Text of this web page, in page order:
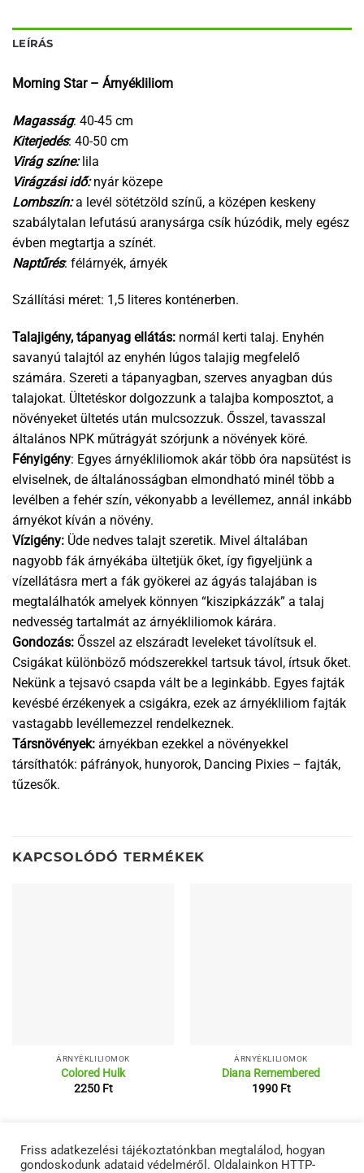
LEÍRÁS
Morning Star – Árnyékliliom
Magasság: 40-45 cm
Kiterjedés: 40-50 cm
Virág színe:lila
Virágzási idő:nyár közepe
Lombszín:a levél sötétzöld színű, a középen keskeny
szabálytalan lefutású aranysárga csík húzódik, mely egész
évben megtartja a színét.
Naptűrés: félárnyék, árnyék
Szállítási méret: 1,5 literes konténerben.
Talajigény, tápanyag ellátás: normál kerti talaj. Enyhén
savanyú talajtól az enyhén lúgos talajig megfelelő
számára. Szereti a tápanyagban, szerves anyagban dús
talajokat. Ültetéskor dolgozzunk a talajba komposztot, a
növényeket ültetés után mulcsozzuk. Ősszel, tavasszal
általános NPK műtrágyát szórjunk a növények köré.
Fényigény: Egyes árnyékliliomok akár több óra napsütést is
elviselnek, de általánosságban elmondható minél több a
levélben a fehér szín, vékonyabb a levéllemez, annál inkább
árnyékot kíván a növény.
Vízigény: Üde nedves talajt szeretik. Mivel általában
nagyobb fák árnyékába ültetjük őket, így figyeljünk a
vízellátásra mert a fák gyökerei az ágyás talajában is
megtalálhatók amelyek könnyen “kiszipkázzák” a talaj
nedvesség tartalmát az árnyékliliomok kárára.
Gondozás: Ősszel az elszáradt leveleket távolítsuk el.
Csigákat különböző módszerekkel tartsuk távol, írtsuk őket.
Nekünk a tejsavó csapda vált be a leginkább. Egyes fajták
kevésbé érzékenyek a csigákra, ezek az árnyékliliom fajták
vastagabb levéllemezzel rendelkeznek.
Társnövények: árnyékban ezekkel a növényekkel
társíthatók: páfrányok, hunyorok, Dancing Pixies – fajták,
tűzesők.
KAPCSOLÓDÓ TERMÉKEK
ÁRNYÉKLILIOMOK
Colored Hulk
2250 Ft
ÁRNYÉKLILIOMOK
Diana Remembered
1990 Ft
RÓLUNK ÁSZF ADATVÉDELMI NYILATKOZATOK
TERMÉKEINK
KAPCSOLAT
Friss adatkezelési tájékoztatónkban megtalálod, hogyan
gondoskodunk adataid védelméről. Oldalainkon HTTP-